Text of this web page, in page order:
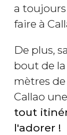
a
faire à
De plus,
bout de la
mètres de
Callao une
tout
l'adorer !